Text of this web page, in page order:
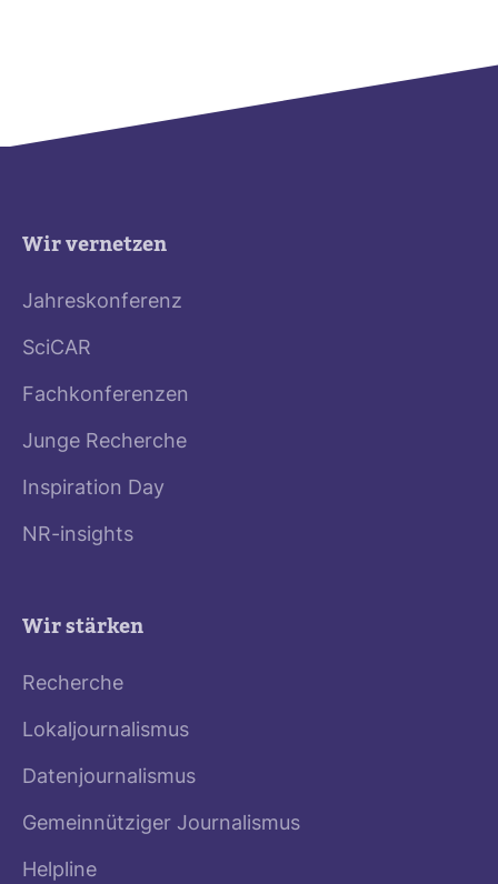
Wir vernetzen
Jahreskonferenz
SciCAR
Fachkonferenzen
Junge Recherche
Inspiration Day
NR-insights
Wir stärken
Recherche
Lokaljournalismus
Datenjournalismus
Gemeinnütziger Journalismus
Helpline